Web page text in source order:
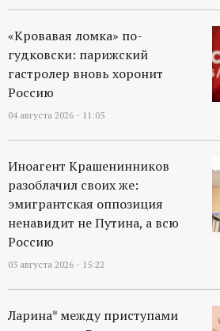
«Кровавая ломка» по-
гудковски: парижский
гастролер вновь хоронит
Россию
04 августа 2026 - 11:05
Иноагент Крашенинников
разоблачил своих же:
эмигрантская оппозиция
ненавидит не Путина, а всю
Россию
03 августа 2026 - 15:22
Ларина* между приступами